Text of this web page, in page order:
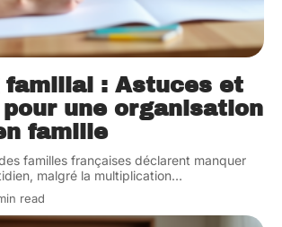
familial : Astuces et
une organisation
famille
familles françaises déclarent manquer
malgré la multiplication…
read